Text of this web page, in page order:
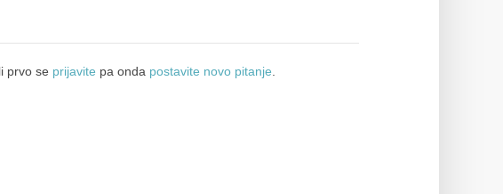
prvo se prijavite pa onda postavite novo pitanje.